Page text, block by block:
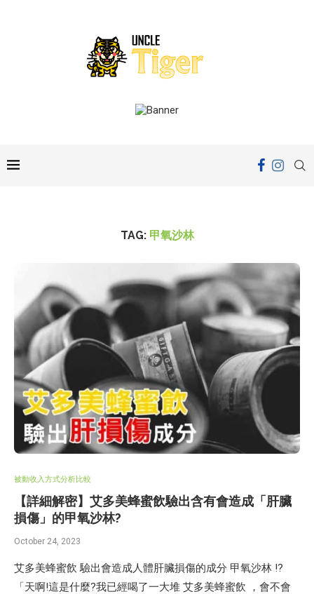
TAG: 甲氧沙林
被動收入方式分析比較
【詳細解密】艾多美蜂蜜飲驗出含有會造成「肝臟
損傷」的甲氧沙林?
October 24, 2023
艾多美蜂蜜飲 驗出會造成人體肝臟損傷的成分 甲氧沙林 !?
「天啊!這是什麼?我已經喝了一大堆 艾多美蜂蜜飲 ，會不會